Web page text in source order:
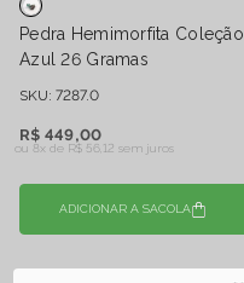
Pedra Hemimorfita Coleção
Azul 26 Gramas
SKU: 7287.0
R$ 449,00
ou 8x de R$ 56,12 sem juros
ADICIONAR A SACOLA